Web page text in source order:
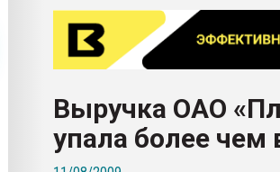
Всё, что касается выдува ПЭТ
Материал поверхности пуансона для
Продам отходы Композиция
поликарбоната и АБС-пластика
Armaloy PC/ABS-1IM черный цвет
Выручка ОАО
упала более чем